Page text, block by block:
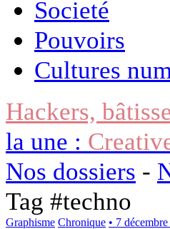
Societé
Pouvoirs
Cultures
Hackers,
la une :
Nos dossiers -
Tag #techno
Graphisme Chronique • 7